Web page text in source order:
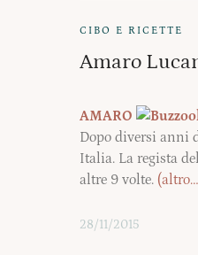
CIBO E RICETTE
Amaro
AMARO
Dopo diversi anni
Italia. La regista
altre 9 volte.
28/11/2015